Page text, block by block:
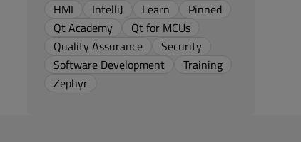
HMI
IntelliJ Learn
Pinned
Qt Academy
Qt for MCUs
Quality Assurance
Security
Software Development
Training
Zephyr